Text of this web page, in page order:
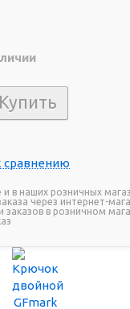
сравнению
в наших розничных
через интернет-
заказов в розничном